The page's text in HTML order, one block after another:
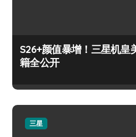
S26+颜值暴增！三星机皇
籍全公开
三星